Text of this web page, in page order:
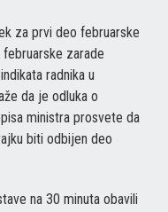
za prvi deo februarske
zarade
radnika u
da je odluka o
ministra prosvete da
biti odbijen deo
na 30 minuta obavili